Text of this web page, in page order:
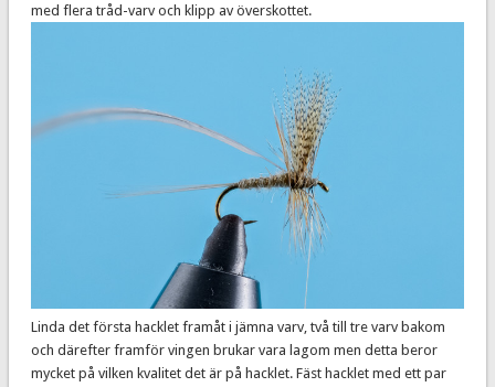
med flera tråd-varv och klipp av överskottet.
Linda det första hacklet framåt i jämna varv, två till tre varv bakom
och därefter framför vingen brukar vara lagom men detta beror
mycket på vilken kvalitet det är på hacklet. Fäst hacklet med ett par